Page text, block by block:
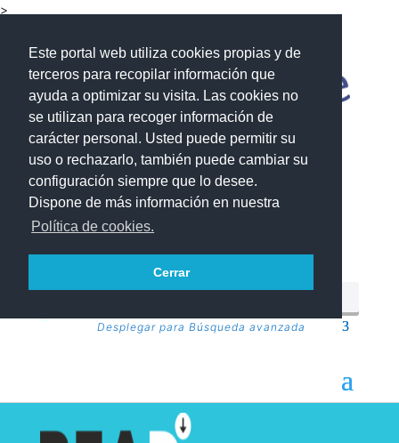
Este portal web utiliza cookies propias y de
terceros para recopilar información que
ayuda a optimizar su visita. Las cookies no
se utilizan para recoger información de
carácter personal. Usted puede permitir su
uso o rechazarlo, también puede cambiar su
configuración siempre que lo desee.
Dispone de más información en nuestra
Política de cookies.
Cerrar
>
Desplegar para Búsqueda avanzada